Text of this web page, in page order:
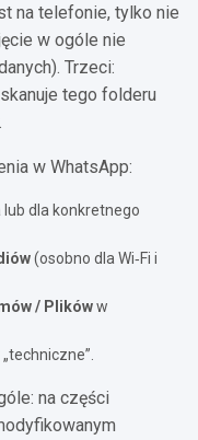
na telefonie, tylko nie
w ogóle nie
Trzeci:
tego folderu
w WhatsApp:
lub dla konkretnego
(osobno dla Wi‑Fi i
/ Plikóww
na części